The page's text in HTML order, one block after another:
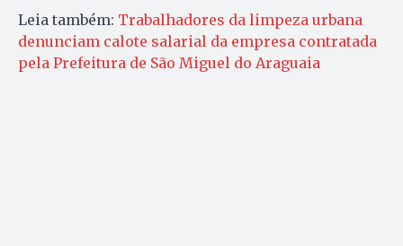
Leia também: Trabalhadores da limpeza urbana
denunciam calote salarial da empresa contratada
pela Prefeitura de São Miguel do Araguaia